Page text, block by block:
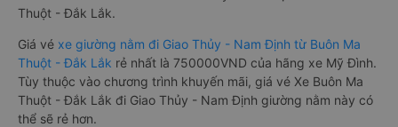
Thuột - Đắk Lắk.
Giá vé xe giường nằm đi Giao Thủy - Nam Định từ Buôn Ma
Thuột - Đắk Lắk rẻ nhất là 750000VND của hãng xe Mỹ Đình.
Tùy thuộc vào chương trình khuyến mãi, giá vé Xe Buôn Ma
Thuột - Đắk Lắk đi Giao Thủy - Nam Định giường nằm này có
thể sẽ rẻ hơn.